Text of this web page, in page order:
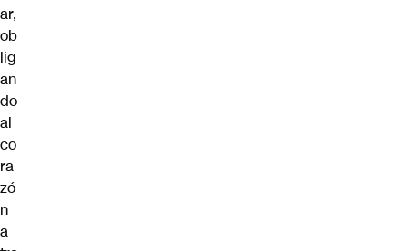
ar,
ob
lig
an
do
al
co
ra
zó
n
a